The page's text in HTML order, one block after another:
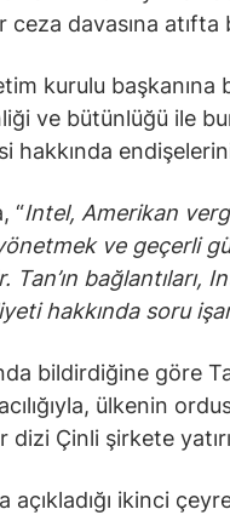
ceza davasına
kurulu başkanına
ve bütünlüğü ile
hakkında
“Intel, Amerikan
ve geçerli
bağlantıları,
hakkında soru
bildirdiğine göre
ülkenin
Çinli şirkete
açıkladığı ikinci